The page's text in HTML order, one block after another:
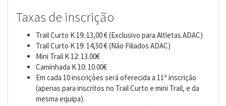
Taxas de inscrição
Trail Curto K 19: 13,00 € (Exclusivo para Altletas ADAC)
Trail Curto K 19: 14,50 € (Não Filiados ADAC)
Mini Trail K 12: 13.00€
Caminhada K 10: 10.00€
Em cada 10 inscrições será oferecida a 11ª inscrição
(apenas para inscritos no Trail Curto e mini Trail, e da
mesma equipa).